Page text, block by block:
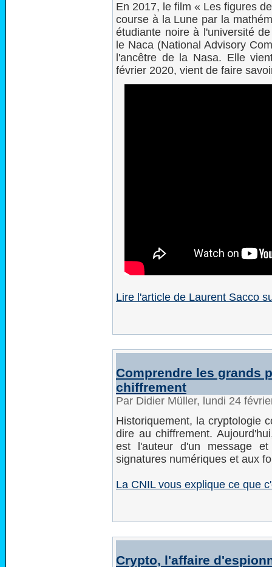
En 2017, le film « Les figures
course à la Lune par la
étudiante noire à l'université
le Naca (National Advisory
l'ancêtre de la Nasa. Elle
février 2020, vient de faire
Lire l'article de Laurent Sacco
Comprendre les grands
chiffrement
Par Didier Müller, lundi 24
Historiquement, la cryptologie
dire au chiffrement.
est l'auteur d'un message
signatures numériques et aux
La CNIL vous explique ce que
Crypto, l'affaire